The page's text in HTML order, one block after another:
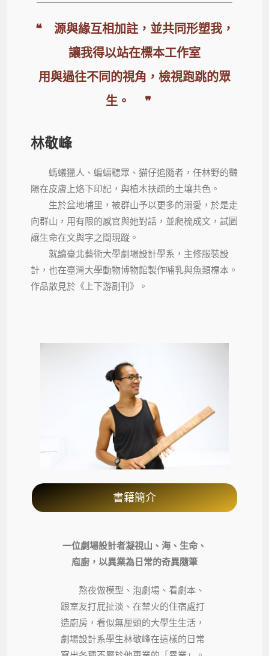
❝ 源與緣互相加註，並共同形塑我，
讓我得以站在標本工作室
用與過往不同的視角，檢視跑跳的眾
生。 ❞
林敬峰
螞蟻獵人、蝙蝠聽眾、猫仔追隨者，任林野的豔
陽在皮膚上烙下印記，與植木扶疏的土壤共色。
生於盆地埔里，被群山予以更多的溺愛，於是走
向群山，用有限的感官與她對話，並爬梳成文，試圖
讓生命在文與字之間現蹤。
就讀臺北藝術大學劇場設計學系，主修服裝設
計，也在臺灣大學動物博物館製作哺乳與魚類標本。
作品散見於《上下游副刊》。
書籍簡介
一位劇場設計者凝視山、海、生命、
庖廚，以異業為日常的奇異隨筆
熬夜做模型、泡劇場、看劇本、
跟室友打屁扯淡、在禁火的住宿處打
造廚房，看似無厘頭的大學生生活，
劇場設計系學生林敬峰在這樣的日常